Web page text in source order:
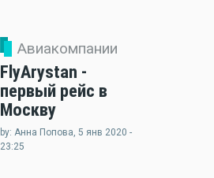
Авиакомпании
FlyArystan -
первый рейс в
Москву
by: Анна Попова, 5 янв 2020 -
23:25